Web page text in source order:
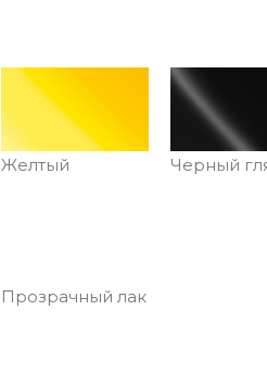
Желтый Черный
Прозрачный лак